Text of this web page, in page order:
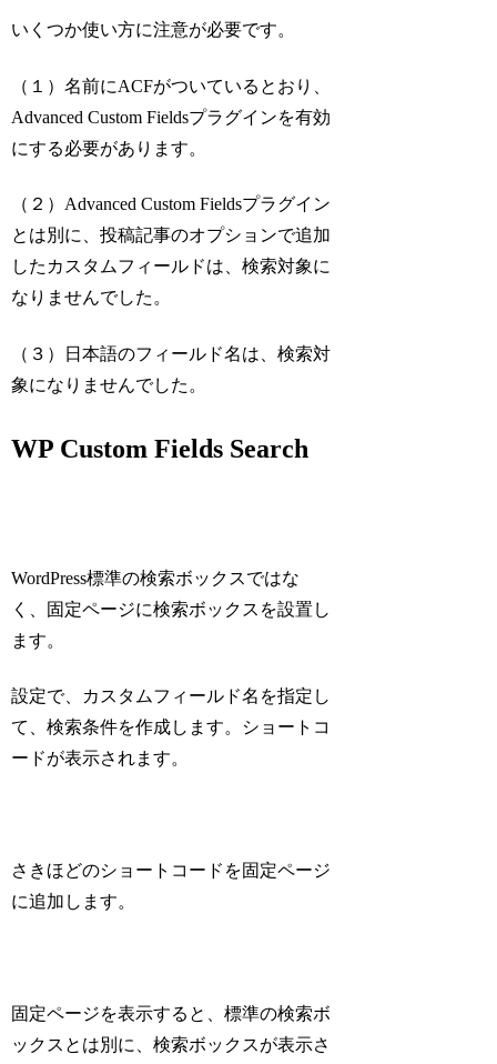
いくつか使い方に注意が必要です。
（１）名前にACFがついているとおり、
Advanced Custom Fieldsプラグインを有効
にする必要があります。
（２）Advanced Custom Fieldsプラグイン
とは別に、投稿記事のオプションで追加
したカスタムフィールドは、検索対象に
なりませんでした。
（３）日本語のフィールド名は、検索対
象になりませんでした。
WP Custom Fields Search
WordPress標準の検索ボックスではな
く、固定ページに検索ボックスを設置し
ます。
設定で、カスタムフィールド名を指定し
て、検索条件を作成します。ショートコ
ードが表示されます。
さきほどのショートコードを固定ページ
に追加します。
固定ページを表示すると、標準の検索ボ
ックスとは別に、検索ボックスが表示さ